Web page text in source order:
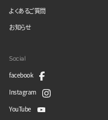
よくあるご質問
お知らせ
Social
facebook
Instagram
YouTube